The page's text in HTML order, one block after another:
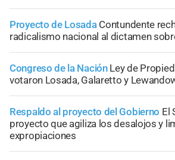
Proyecto de Losada Contundente
radicalismo nacional al dictamen
Congreso de la Nación Ley de
votaron Losada, Galaretto y
Respaldo al proyecto del Gobierno El
proyecto que agiliza los desalojos y
expropiaciones